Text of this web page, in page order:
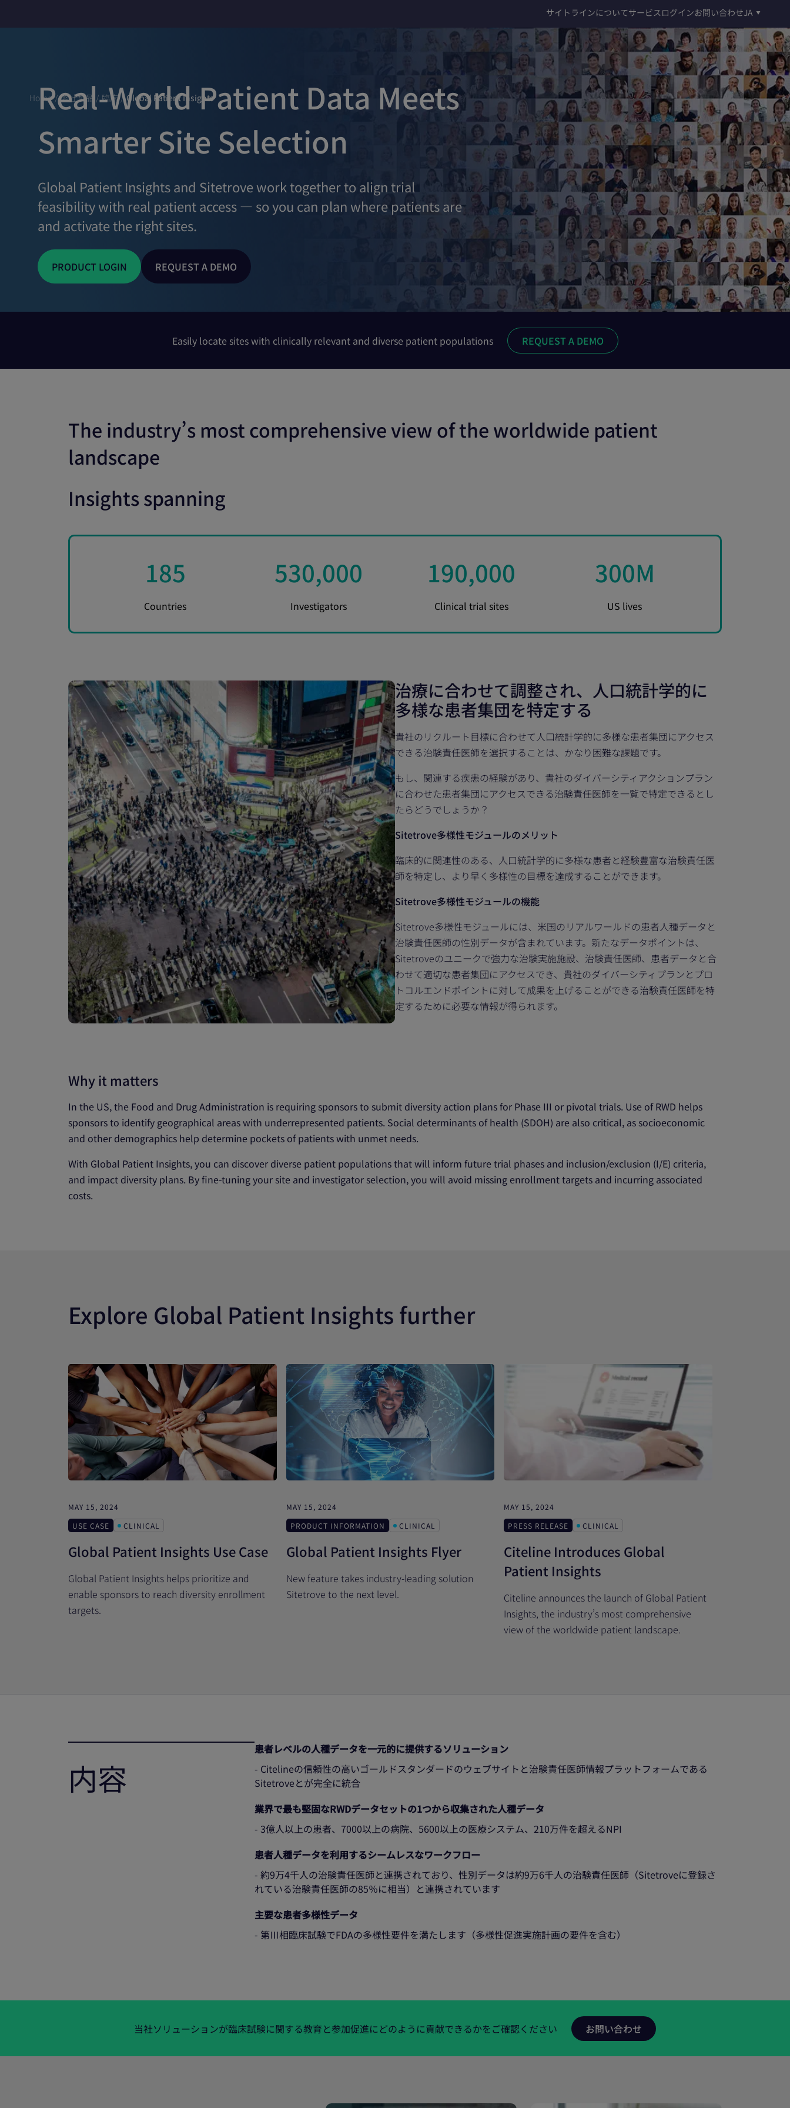
サイトラインについてサービスログインお問い合わせJA
Home / 弊社製品 / 臨床 / Global Patient Insights
Real-World Patient Data Meets
Smarter Site Selection
Global Patient Insights and Sitetrove work together to align trial
feasibility with real patient access — so you can plan where patients are
and activate the right sites.
Easily locate sites with clinically relevant and diverse patient populations
The industry’s most comprehensive view of the worldwide patient
landscape
Insights spanning
185
Countries
530,000
Investigators
190,000
Clinical trial sites
300M
US lives
治療に合わせて調整され、人口統計学的に
多様な患者集団を特定する
貴社のリクルート目標に合わせて人口統計学的に多様な患者集団にアクセス
できる治験責任医師を選択することは、かなり困難な課題です。
もし、関連する疾患の経験があり、貴社のダイバーシティアクションプラン
に合わせた患者集団にアクセスできる治験責任医師を一覧で特定できるとし
たらどうでしょうか？
Sitetrove多様性モジュールのメリット
臨床的に関連性のある、人口統計学的に多様な患者と経験豊富な治験責任医
師を特定し、より早く多様性の目標を達成することができます。
Sitetrove多様性モジュールの機能
Sitetrove多様性モジュールには、米国のリアルワールドの患者人種データと
治験責任医師の性別データが含まれています。新たなデータポイントは、
Sitetroveのユニークで強力な治験実施施設、治験責任医師、患者データと合
わせて適切な患者集団にアクセスでき、貴社のダイバーシティプランとプロ
トコルエンドポイントに対して成果を上げることができる治験責任医師を特
定するために必要な情報が得られます。
Why it matters
In the US, the Food and Drug Administration is requiring sponsors to submit diversity action plans for Phase III or pivotal trials. Use of RWD helps
sponsors to identify geographical areas with underrepresented patients. Social determinants of health (SDOH) are also critical, as socioeconomic
and other demographics help determine pockets of patients with unmet needs.
With Global Patient Insights, you can discover diverse patient populations that will inform future trial phases and inclusion/exclusion (I/E) criteria,
and impact diversity plans. By fine-tuning your site and investigator selection, you will avoid missing enrollment targets and incurring associated
costs.
Explore Global Patient Insights further
MAY 15, 2024
USE CASE
CLINICAL
Global Patient Insights Use Case
Global Patient Insights helps prioritize and
enable sponsors to reach diversity enrollment
targets.
MAY 15, 2024
PRODUCT INFORMATION
CLINICAL
Global Patient Insights Flyer
New feature takes industry-leading solution
Sitetrove to the next level.
MAY 15, 2024
PRESS RELEASE
CLINICAL
Citeline Introduces Global
Patient Insights
Citeline announces the launch of Global Patient
Insights, the industry’s most comprehensive
view of the worldwide patient landscape.
内容
患者レベルの人種データを一元的に提供するソリューション
- Citelineの信頼性の高いゴールドスタンダードのウェブサイトと治験責任医師情報プラットフォームである
Sitetroveとが完全に統合
業界で最も堅固なRWDデータセットの1つから収集された人種データ
- 3億人以上の患者、7000以上の病院、5600以上の医療システム、210万件を超えるNPI
患者人種データを利用するシームレスなワークフロー
- 約9万4千人の治験責任医師と連携されており、性別データは約9万6千人の治験責任医師（Sitetroveに登録さ
れている治験責任医師の85％に相当）と連携されています
主要な患者多様性データ
- 第Ⅲ相臨床試験でFDAの多様性要件を満たします（多様性促進実施計画の要件を含む）
当社ソリューションが臨床試験に関する教育と参加促進にどのように貢献できるかをご確認ください